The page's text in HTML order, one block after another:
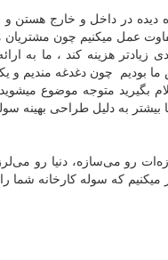
در داخل و خارج هستن و به
عمل میکنیم چون
زیادتر هزینه کند ، ما به
ما بودیم چون دغدغه مندیم و
بگیرید متوجه موضوع
به دلیل طراحی بهینه
رو می‌سازه، دنیا رو
میکنیم که سوله کارخانه شما